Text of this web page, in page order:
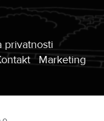
privatnosti
Marketing